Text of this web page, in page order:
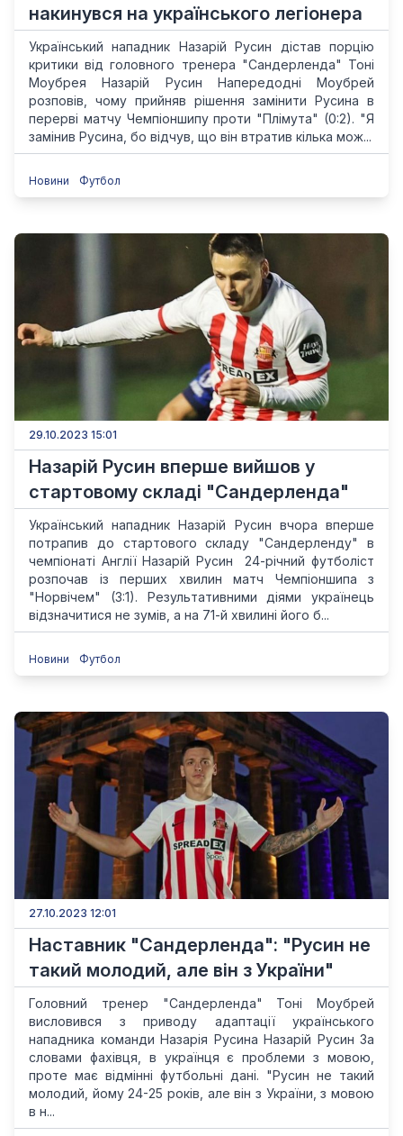
накинувся на українського легіонера
Український нападник Назарій Русин дістав порцію
критики від головного тренера "Сандерленда" Тоні
Моубрея Назарій Русин Напередодні Моубрей
розповів, чому прийняв рішення замінити Русина в
перерві матчу Чемпіоншипу проти "Плімута" (0:2). "Я
замінив Русина, бо відчув, що він втратив кілька мож...
Новини Футбол
29.10.2023 15:01
Назарій Русин вперше вийшов у
стартовому складі "Сандерленда"
Український нападник Назарій Русин вчора вперше
потрапив до стартового складу "Сандерленду" в
чемпіонаті Англії Назарій Русин 24-річний футболіст
розпочав із перших хвилин матч Чемпіоншипа з
"Норвічем" (3:1). Результативними діями українець
відзначитися не зумів, а на 71-й хвилині його б...
Новини Футбол
27.10.2023 12:01
Наставник "Сандерленда": "Русин не
такий молодий, але він з України"
Головний тренер "Сандерленда" Тоні Моубрей
висловився з приводу адаптації українського
нападника команди Назарія Русина Назарій Русин За
словами фахівця, в українця є проблеми з мовою,
проте має відмінні футбольні дані. "Русин не такий
молодий, йому 24-25 років, але він з України, з мовою
в н...